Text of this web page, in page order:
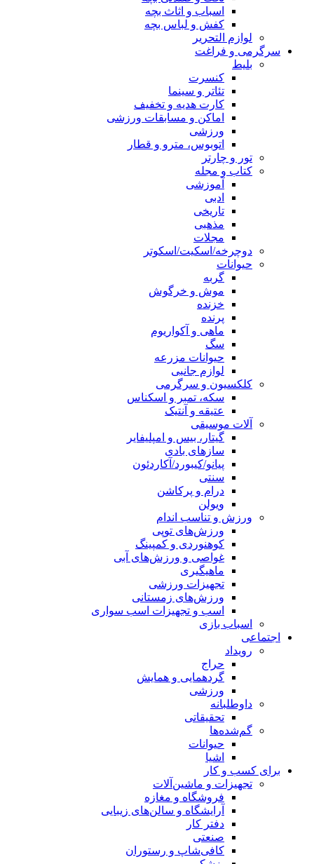
اسباب و اثاث بچه
کفش و لباس بچه
لوازم التحریر
سرگرمی و فراغت
بلیط
کنسرت
تئاتر و سینما
کارت هدیه و تخفیف
اماکن و مسابقات ورزشی
ورزشی
اتوبوس، مترو و قطار
تور و چارتر
کتاب و مجله
آموزشی
ادبی
تاریخی
مذهبی
مجلات
دوچرخه/اسکیت/اسکوتر
حیوانات
گربه
موش و خرگوش
خزنده
پرنده
ماهی و آکواریوم
سگ
حیوانات مزرعه
لوازم جانبی
کلکسیون و سرگرمی
سکه، تمبر و اسکناس
عتیقه و آنتیک
آلات موسیقی
گیتار، بیس و امپلیفایر
سازهای بادی
پیانو/کیبورد/آکاردئون
سنتی
درام و پرکاشن
ویولن
ورزش و تناسب اندام
ورزش‌های توپی
کوهنوردی و کمپینگ
غواصی و ورزش‌های آبی
ماهیگیری
تجهیزات ورزشی
ورزش‌های زمستانی
اسب و تجهیزات اسب سواری
اسباب‌ بازی
اجتماعی
رویداد
حراج
گردهمایی و همایش
ورزشی
داوطلبانه
تحقیقاتی
گم‌شده‌ها
حیوانات
اشیا
برای کسب و کار
تجهیزات و ماشین‌آلات
فروشگاه و مغازه
آرایشگاه و سالن‌های زیبایی
دفتر کار
صنعتی
کافی‌شاپ و رستوران